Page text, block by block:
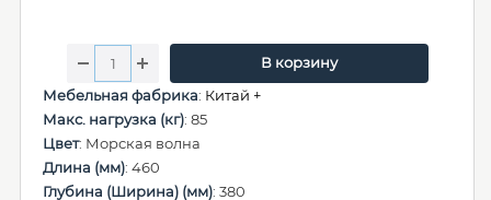
В корзину
Мебельная фабрика: Китай +
Макс. нагрузка (кг): 85
Цвет: Морская волна
Длина (мм): 460
Глубина (Ширина) (мм): 380